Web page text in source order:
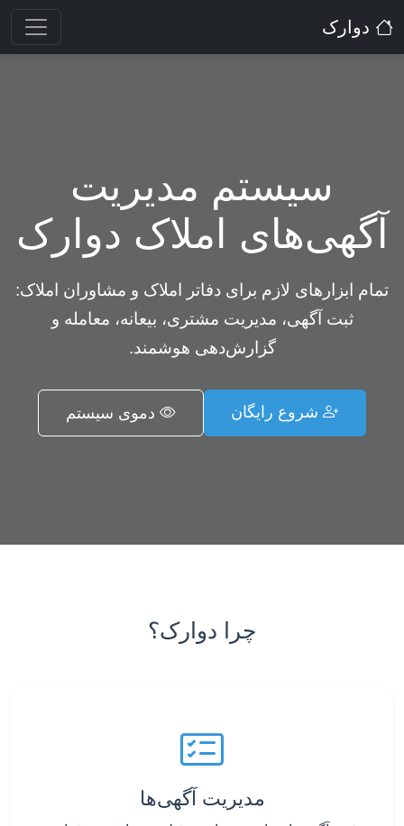
دوارک
سیستم مدیریت
آگهی‌های املاک دوارک
تمام ابزارهای لازم برای دفاتر املاک و مشاوران املاک:
ثبت آگهی، مدیریت مشتری، بیعانه، معامله و
گزارش‌دهی هوشمند.
شروع رایگان دموی سیستم
چرا دوارک؟
مدیریت آگهی‌ها